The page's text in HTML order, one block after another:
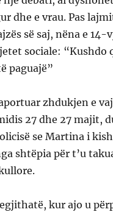
dhe e vrau. Pas
së saj, nëna e 14-
sociale: “Kushdo
paguajë”
zhdukjen e
27 dhe 27 majit,
se Martina i
shtëpia për t’u
kur ajo u